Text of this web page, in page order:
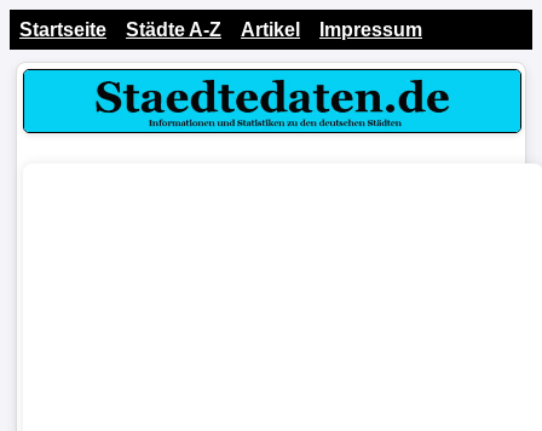
Startseite Städte A-Z Artikel Impressum